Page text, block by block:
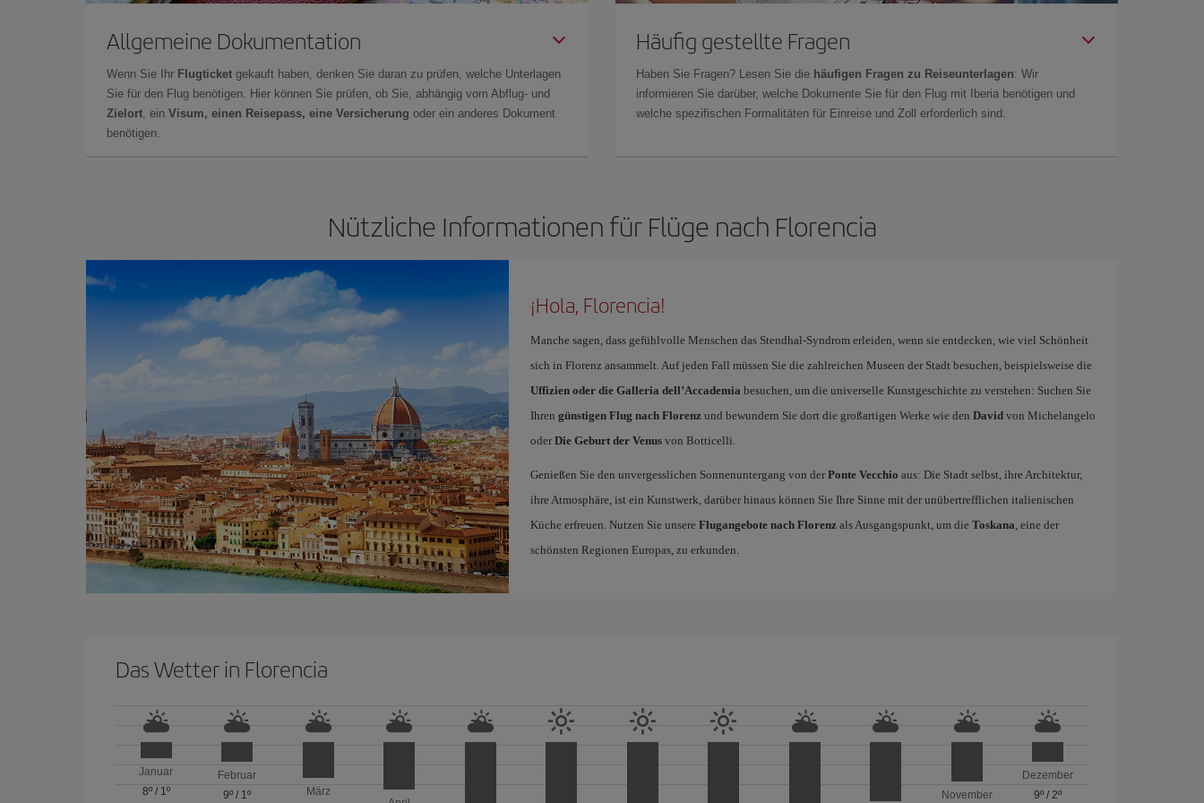
Allgemeine Dokumentation
Wenn Sie Ihr Flugticket gekauft haben, denken Sie daran zu prüfen, welche Unterlagen
Sie für den Flug benötigen. Hier können Sie prüfen, ob Sie, abhängig vom Abflug- und
Zielort, ein Visum, einen Reisepass, eine Versicherung oder ein anderes Dokument
benötigen.
Häufig gestellte Fragen
Haben Sie Fragen? Lesen Sie die häufigen Fragen zu Reiseunterlagen: Wir
informieren Sie darüber, welche Dokumente Sie für den Flug mit Iberia benötigen und
welche spezifischen Formalitäten für Einreise und Zoll erforderlich sind.
Nützliche Informationen für Flüge nach Florencia
¡Hola, Florencia!
Manche sagen, dass gefühlvolle Menschen das Stendhal-Syndrom erleiden, wenn sie entdecken, wie viel Schönheit
sich in Florenz ansammelt. Auf jeden Fall müssen Sie die zahlreichen Museen der Stadt besuchen, beispielsweise die
Uffizien oder die Galleria dell’Accademia besuchen, um die universelle Kunstgeschichte zu verstehen: Suchen Sie
Ihren günstigen Flug nach Florenzund bewundern Sie dort die großartigen Werke wie den Davidvon Michelangelo
oder Die Geburt der Venusvon Botticelli.
Genießen Sie den unvergesslichen Sonnenuntergang von der Ponte Vecchio aus: Die Stadt selbst, ihre Architektur,
ihre Atmosphäre, ist ein Kunstwerk, darüber hinaus können Sie Ihre Sinne mit der unübertrefflichen italienischen
Küche erfreuen. Nutzen Sie unsere Flugangebote nach Florenzals Ausgangspunkt, um die Toskana, eine der
schönsten Regionen Europas, zu erkunden.
Das Wetter in Florencia
Januar
8º/ 1º
Februar
9º / 1º
März
November
Dezember
9º /2º